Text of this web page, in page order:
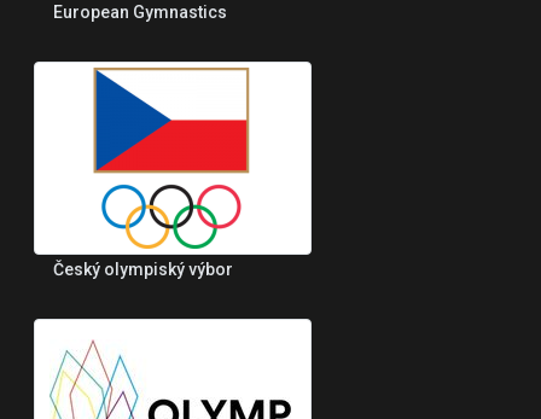
European Gymnastics
Český olympiský výbor